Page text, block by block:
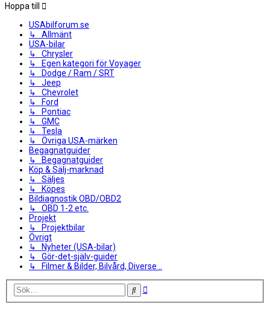
Hoppa till
USAbilforum.se
↳ Allmänt
USA-bilar
↳ Chrysler
↳ Egen kategori för Voyager
↳ Dodge / Ram / SRT
↳ Jeep
↳ Chevrolet
↳ Ford
↳ Pontiac
↳ GMC
↳ Tesla
↳ Övriga USA-märken
Begagnatguider
↳ Begagnatguider
Köp & Sälj-marknad
↳ Säljes
↳ Köpes
Bildiagnostik OBD/OBD2
↳ OBD 1-2 etc.
Projekt
↳ Projektbilar
Övrigt
↳ Nyheter (USA-bilar)
↳ Gör-det-själv-guider
↳ Filmer & Bilder, Bilvård, Diverse ..
SökAvancerad
sökning